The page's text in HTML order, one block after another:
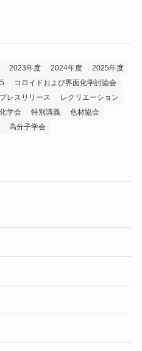
2023年度 2024年度
2025年度
コロイドおよび界面化学討論会
プレスリリース
レクリエーション
学会 特別講義
色材協会
高分子学会